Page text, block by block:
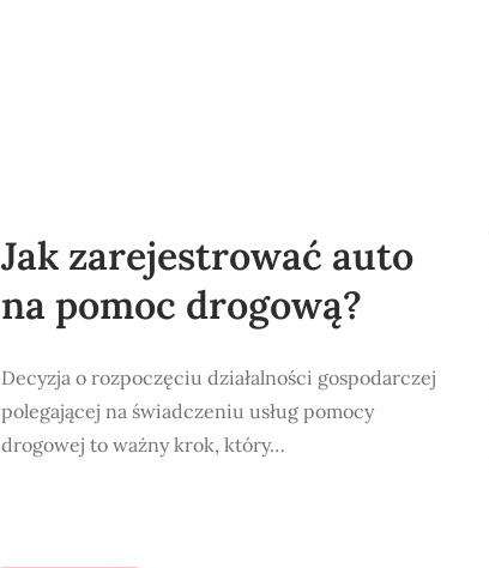
Jak zarejestrować auto
na pomoc drogową?
Decyzja o rozpoczęciu działalności gospodarczej
polegającej na świadczeniu usług pomocy
drogowej to ważny krok, który…